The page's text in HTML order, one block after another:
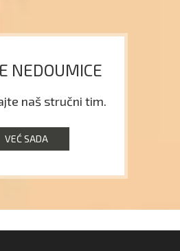
NEDOUMICE
naš stručni tim.
VEĆ SADA